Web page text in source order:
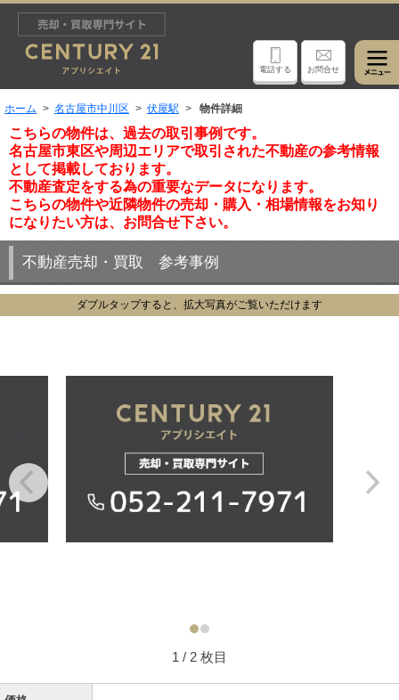
電話する お問合せ
ホーム 名古屋市中川区 伏屋駅 物件詳細
こちらの物件は、過去の取引事例です。
名古屋市東区や周辺エリアで取引された不動産の参考情報
として掲載しております。
不動産査定をする為の重要なデータになります。
こちらの物件や近隣物件の売却・購入・相場情報をお知り
になりたい方は、お問合せ下さい。
不動産売却・買取 参考事例
ダブルタップすると、拡大写真がご覧いただけます
1 / 2 枚目